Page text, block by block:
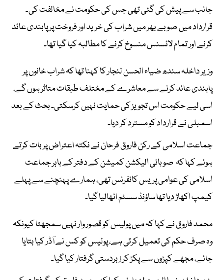
جانب سے پیش کی گئی تھی جس کی حکومت نے مخالفت کی۔
قرارداد میں صوبے بھر میں شراب کی خرید اور فروخت پر پابندی عائد
کرنے اور تمام لائسنس منسوخ کرنے کا مطالبہ کیا گیا تھا۔
وزیر داخلہ سندھ ضیاء الحسن لنجار کا کہنا تھا کہ شراب خانوں پر
پابندی عائد کرنے سے معاشرے کے مختلف طبقات متاثر ہوں گے،
اسی لیے حکومت اس تجویز کی حمایت نہیں کرسکتی۔ بحث کے بعد
اسمبلی نے قرارداد کو مسترد کر دیا۔
جماعت اسلامی کے رکن فاروق فرحان نے نکتہ اعتراض پر بات کرتے
ہوئے کہا کہ صوبائی الیکشن کمیشن کے دفتر کے باہر جماعت
اسلامی کی عوامی پریس کانفرنس تھی، ہمارے پہنچنے سے پہلے
کیمپ اکھاڑ دیا تھا ساؤنڈ سسٹم اٹھالیا گیا۔
محمد فاروق نے کہا کہ میں پولیس کو قصور وار نہیں سمجھتا کیونکہ
وہ صرف حکم کی تعمیل کرتی ہے، پولیس کو کس نے آڈر کیا بتایا
جائے، مجھے کپڑوں سے پکڑ کر زبردستی گرفتار کیا گیا۔